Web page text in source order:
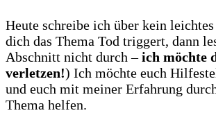
Heute schreibe ich über kein
dich das Thema Tod triggert, dann
Abschnitt nicht durch –ich möchte
verletzen!) Ich möchte euch
und euch mit meiner Erfahrung
Thema helfen.